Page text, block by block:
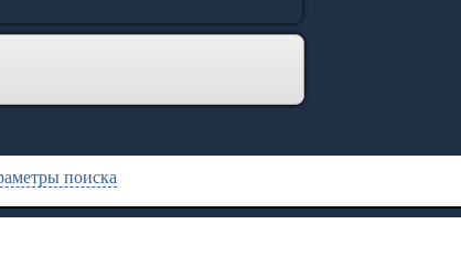
поиска